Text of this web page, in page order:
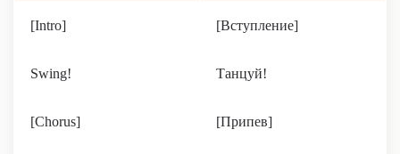
[Intro] [Вступление]
Swing! Танцуй!
[Chorus] [Припев]